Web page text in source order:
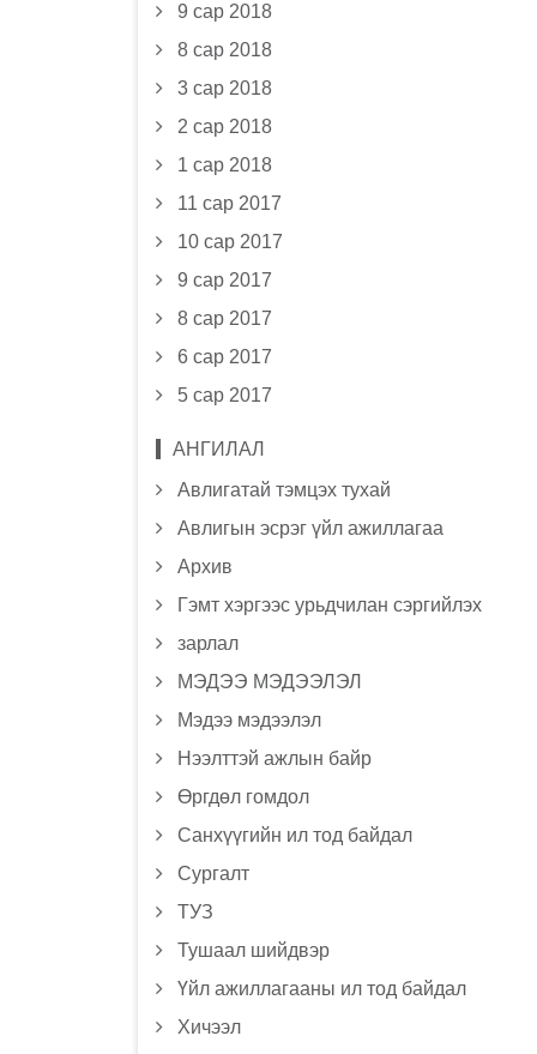
9 сар 2018
8 сар 2018
3 сар 2018
2 сар 2018
1 сар 2018
11 сар 2017
10 сар 2017
9 сар 2017
8 сар 2017
6 сар 2017
5 сар 2017
АНГИЛАЛ
Авлигатай тэмцэх тухай
Авлигын эсрэг үйл ажиллагаа
Архив
Гэмт хэргээс урьдчилан сэргийлэх
зарлал
МЭДЭЭ МЭДЭЭЛЭЛ
Мэдээ мэдээлэл
Нээлттэй ажлын байр
Өргдөл гомдол
Санхүүгийн ил тод байдал
Сургалт
ТУЗ
Тушаал шийдвэр
Үйл ажиллагааны ил тод байдал
Хичээл